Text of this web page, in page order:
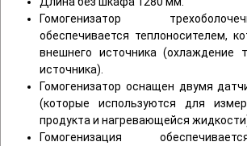
Гомогенизатор
обеспечивается теплоносителем,
внешнего источника (охлаждение
источника).
Гомогенизатор оснащен двумя
(которые используются для
продукта и нагревающейся
Гомогенизация